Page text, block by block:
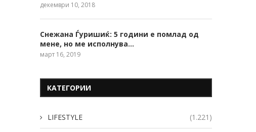
декември 10, 2018
Снежана Ѓуришиќ: 5 години е помлад од
мене, но ме исполнува…
март 16, 2019
КАТЕГОРИИ
LIFESTYLE (1.221)